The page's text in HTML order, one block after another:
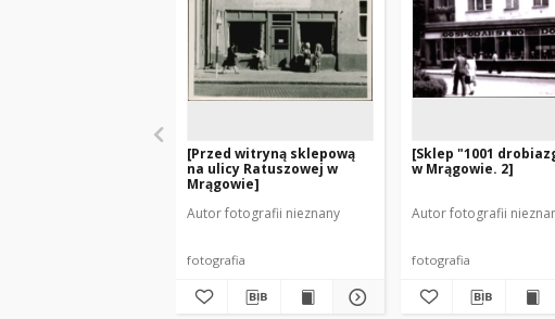
[Przed witryną sklepową
na ulicy Ratuszowej w
Mrągowie]
Autor fotografii nieznany
fotografia
[Sklep "1001
w Mrągowie. 2]
Autor fotografii
fotografia